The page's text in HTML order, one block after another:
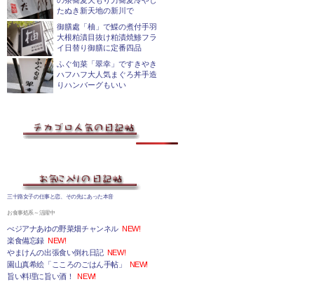
たぬき新天地の新川で
御膳處「柚」で鰈の煮付手羽
大根粕漬目抜け粕漬焼鯵フラ
イ日替り御膳に定番四品
ふぐ旬菜「翠幸」ですきやき
ハフハフ大人気まぐろ丼手造
りハンバーグもいい
三十路女子の仕事と恋、その先にあった本音
お食事処系～活躍中
べジアナあゆの野菜畑チャンネル NEW!
楽食備忘録 NEW!
やまけんの出張食い倒れ日記 NEW!
園山真希絵「こころのごはん手帖」
NEW!
旨い料理に旨い酒！
NEW!